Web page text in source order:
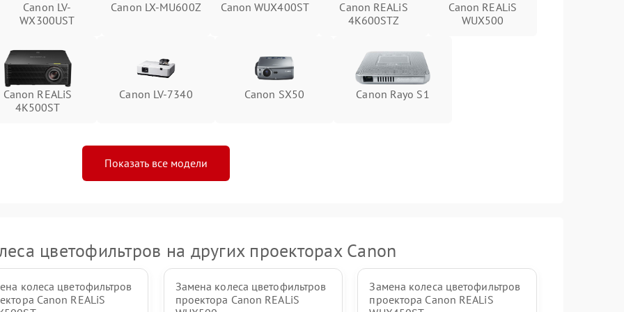
Canon LV-
WX300UST
Canon LX-MU600Z Canon WUX400ST
Canon REALiS
4K600STZ
Canon REALiS
WUX500
Canon REALiS
4K500ST
Canon LV-7340 Canon SX50 Canon Rayo S1
Показать все модели
цветофильтров на других проекторах Canon
колеса цветофильтров
Canon REALiS
Замена колеса цветофильтров
проектора Canon REALiS
Замена колеса цветофильтров
проектора Canon REALiS